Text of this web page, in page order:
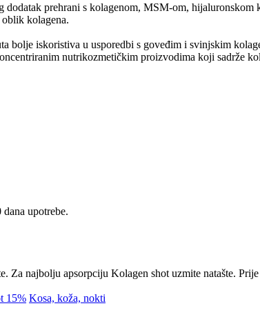
prehrani s kolagenom, MSM-om,
kolagena.
bolje iskoristiva u usporedbi s goveđim i svinjskim
nutrikozmetičkim proizvodima koji sadrže
upotrebe.
najbolju apsorpciju Kolagen shot uzmite natašte.
15% Kosa, koža, nokti